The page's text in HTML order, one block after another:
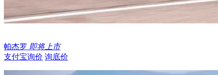
帕杰罗 即将上市
支付宝询价 询底价